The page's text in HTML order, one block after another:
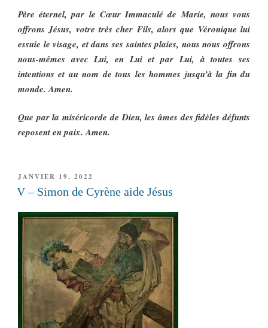
Père éternel, par le Cœur Immaculé de Marie, nous vous
offrons Jésus, votre très cher Fils, alors que Véronique lui
essuie le visage, et dans ses saintes plaies, nous nous offrons
nous-mêmes avec Lui, en Lui et par Lui, à toutes ses
intentions et au nom de tous les hommes jusqu’à la fin du
monde. Amen.
Que par la miséricorde de Dieu, les âmes des fidèles défunts
reposent en paix. Amen.
PUBLIÉ
LE
JANVIER 19, 2022
V – Simon de Cyrène aide Jésus